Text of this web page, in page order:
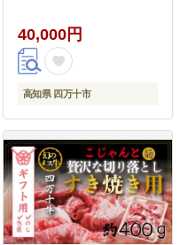
40,000円
高知県 四万十市